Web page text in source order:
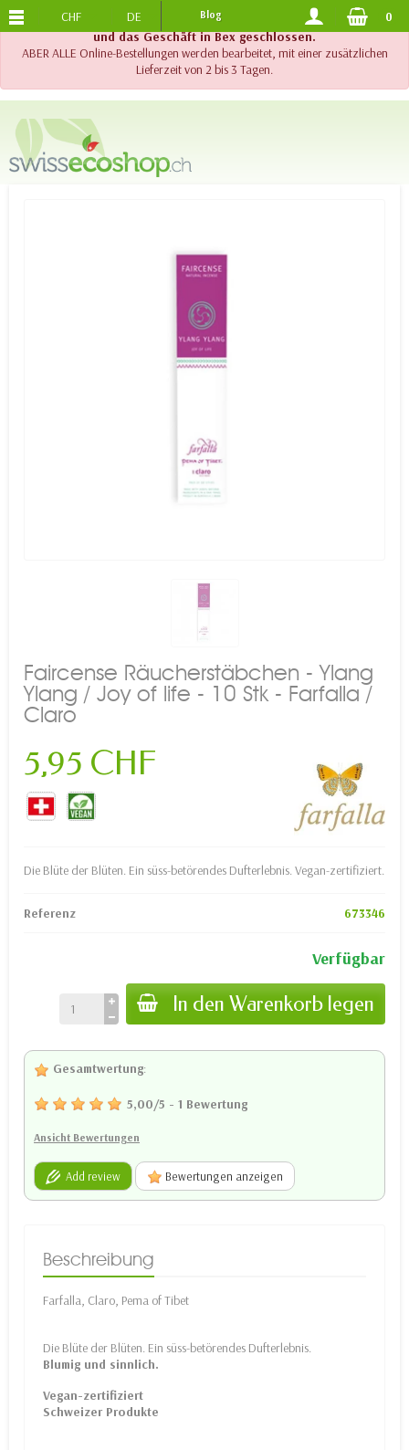
!! Wichtig !! Bis am 20. August 2026 sind der Telefonsupport
und das Geschäft in Bex geschlossen.
ABER ALLE Online-Bestellungen werden bearbeitet, mit einer zusätzlichen
Lieferzeit von 2 bis 3 Tagen.
KOSTENLOSER VERSAND AB 120.-
CHF DE Blog 0
Faircense Räucherstäbchen - Ylang
Ylang / Joy of life - 10 Stk - Farfalla /
Claro
5,95 CHF
Die Blüte der Blüten. Ein süss-betörendes Dufterlebnis. Vegan-zertifiziert.
Referenz 673346
Verfügbar
In den Warenkorb legen
Gesamtwertung:
5,00/5 - 1 Bewertung
Ansicht Bewertungen
Add review Bewertungen anzeigen
Beschreibung
Farfalla, Claro, Pema of Tibet
Die Blüte der Blüten. Ein süss-betörendes Dufterlebnis.
Blumig und sinnlich.
Vegan-zertifiziert
Schweizer Produkte